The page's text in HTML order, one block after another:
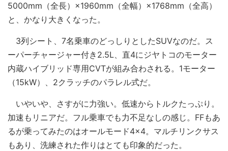
5000mm（全長）×1960mm（全幅）×1768mm（全高）
と、かなり大きくなった。
3列シート、7名乗車のどっしりとしたSUVなのだ。ス
ーパーチャージャー付き2.5L、直4にジヤトコのモーター
内蔵ハイブリッド専用CVTが組み合わされる。1モーター
（15‌kW）、2クラッチのパラレル式だ。
いやいや、さすがに力強い。低速からトルクたっぷり。
加速もリニアだ。フル乗車でも力不足なしの感じ。FFもあ
るが乗ってみたのはオールモード4×4。マルチリンクサス
もあり、洗練された作りはとても印象的だった。